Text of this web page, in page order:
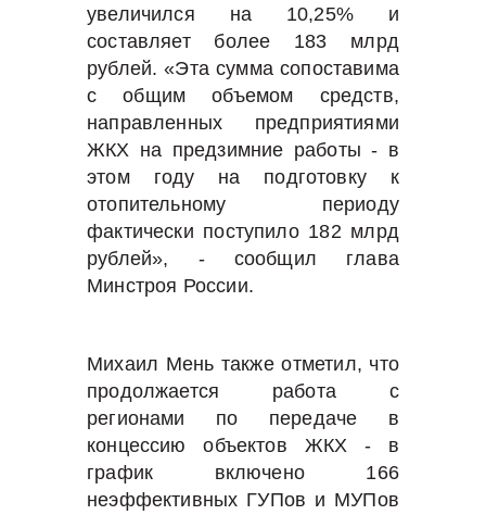
увеличился на 10,25% и
составляет более 183 млрд
рублей. «Эта сумма сопоставима
с общим объемом средств,
направленных предприятиями
ЖКХ на предзимние работы - в
этом году на подготовку к
отопительному периоду
фактически поступило 182 млрд
рублей», - сообщил глава
Минстроя России.
Михаил Мень также отметил, что
продолжается работа с
регионами по передаче в
концессию объектов ЖКХ - в
график включено 166
неэффективных ГУПов и МУПов